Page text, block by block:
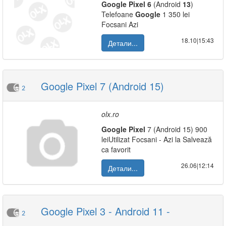
Google Pixel 6 (Android 13)
Telefoane Google 1 350 lei
Focsani Azi
Детали...
18.10|15:43
2 Google Pixel 7 (Android 15)
olx.ro
Google Pixel 7 (Android 15) 900
leiUtilizat Focsani - Azi la Salvează
ca favorit
Детали...
26.06|12:14
2 Google Pixel 3 - Android 11 -